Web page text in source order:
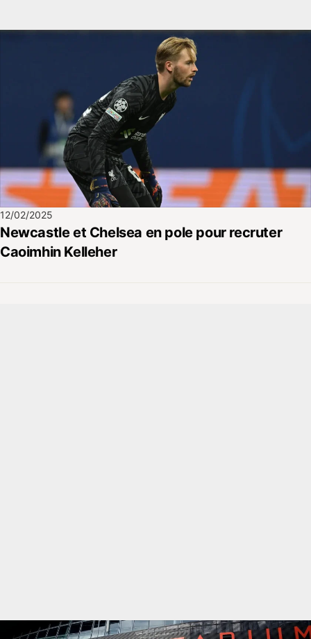
12/02/2025
Newcastle et Chelsea en pole pour recruter
Caoimhin Kelleher